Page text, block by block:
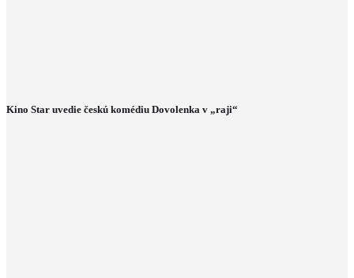
Kino Star uvedie českú komédiu Dovolenka v „raji“